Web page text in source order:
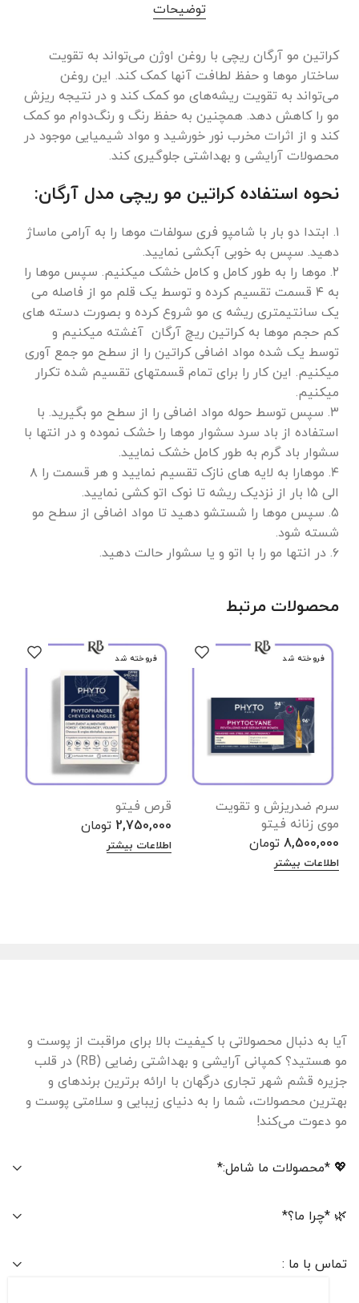
توضیحات
کراتین مو آرگان ریچی با روغن اوژن می‌تواند به تقویت
ساختار موها و حفظ لطافت آنها کمک کند. این روغن
می‌تواند به تقویت ریشه‌های مو کمک کند و در نتیجه ریزش
مو را کاهش دهد. همچنین به حفظ رنگ و رنگ‌دوام مو کمک
کند و از اثرات مخرب نور خورشید و مواد شیمیایی موجود در
محصولات آرایشی و بهداشتی جلوگیری کند.
نحوه استفاده کراتین مو ریچی مدل آرگان:
۱. ابتدا دو بار با شامپو فری سولفات موها را به آرامی ماساژ
دهید. سپس به خوبی آبکشی نمایید.
۲. موها را به طور کامل و کامل خشک میکنیم. سپس موها را
به ۴ قسمت تقسیم کرده و توسط یک قلم مو از فاصله می
یک سانتیمتری ریشه ی مو شروع کرده و بصورت دسته های
کم حجم موها به کراتین ریچ آرگان آغشته میکنیم و
توسط یک شده مواد اضافی کراتین را از سطح مو جمع آوری
میکنیم. این کار را برای تمام قسمتهای تقسیم شده تکرار
میکنیم.
۳. سپس توسط حوله مواد اضافی را از سطح مو بگیرید. با
استفاده از باد سرد سشوار موها را خشک نموده و در انتها با
سشوار باد گرم به طور کامل خشک نمایید.
۴. موهارا به لایه های نازک تقسیم نمایید و هر قسمت را ۸
الی ۱۵ بار از نزدیک ریشه تا نوک اتو کشی نمایید.
۵. سپس موها را شستشو دهید تا مواد اضافی از سطح مو
شسته شود.
۶. در انتها مو را با اتو و یا سشوار حالت دهید.
محصولات مرتبط
فروخته شد
سرم ضدریزش و تقویت
موی زنانه فیتو
8,500,000 تومان
اطلاعات بیشتر
فروخته شد
قرص فیتو
2,750,000 تومان
اطلاعات بیشتر
آیا به دنبال محصولاتی با کیفیت بالا برای مراقبت از پوست و
مو هستید؟ کمپانی آرایشی و بهداشتی رضایی (RB) در قلب
جزیره قشم شهر تجاری درگهان با ارائه برترین برندهای و
بهترین محصولات، شما را به دنیای زیبایی و سلامتی پوست و
مو دعوت می‌کند!
💖 *محصولات ما شامل:*
🌿 *چرا ما؟*
تماس با ما :